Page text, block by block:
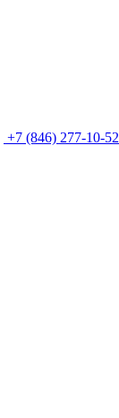
+7 (846) 277-10-52